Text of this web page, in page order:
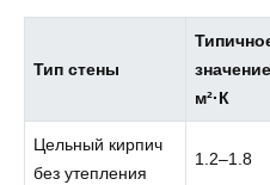
Тип стены
м²·К
Цельный кирпич
без утепления
1.2–1.8